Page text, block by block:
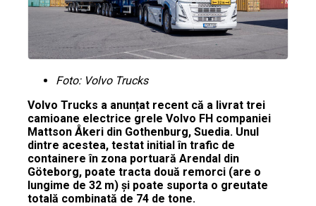
Foto: Volvo Trucks
Volvo Trucks a anunțat recent că a livrat trei
camioane electrice grele Volvo FH companiei
Mattson Åkeri din Gothenburg, Suedia. Unul
dintre acestea, testat initial în trafic de
containere în zona portuară Arendal din
Göteborg, poate tracta două remorci (are o
lungime de 32 m) și poate suporta o greutate
totală combinată de 74 de tone.